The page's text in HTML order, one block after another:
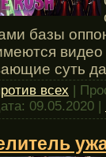
базы
суть
всех |
09.05.2020 |